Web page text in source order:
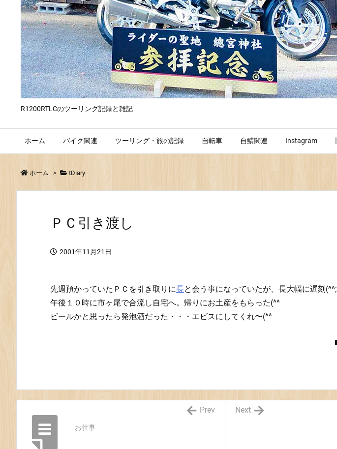
R1200RTLCのツーリング記録と雑記
ホーム バイク関連 ツーリング・旅の記録 自転車 自鯖関連 Instagram
ホーム > tDiary
ＰＣ引き渡し
2001年11月21日
先週預かっていたＰＣを引き取りに長と会う事になっていたが、長大幅に遅刻(^^;
午後１０時に市ヶ尾で合流し自宅へ。帰りにお土産をもらった(^^
ビールかと思ったら発泡酒だった・・・エビスにしてくれ〜(^^
Next
お仕事
Prev